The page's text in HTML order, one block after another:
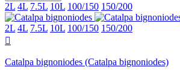
2L 4L 7.5L 10L 100/150 150/200
2L 4L 7.5L 10L 100/150 150/200

Catalpa bignoniodes (Catalpa bignoniodes)